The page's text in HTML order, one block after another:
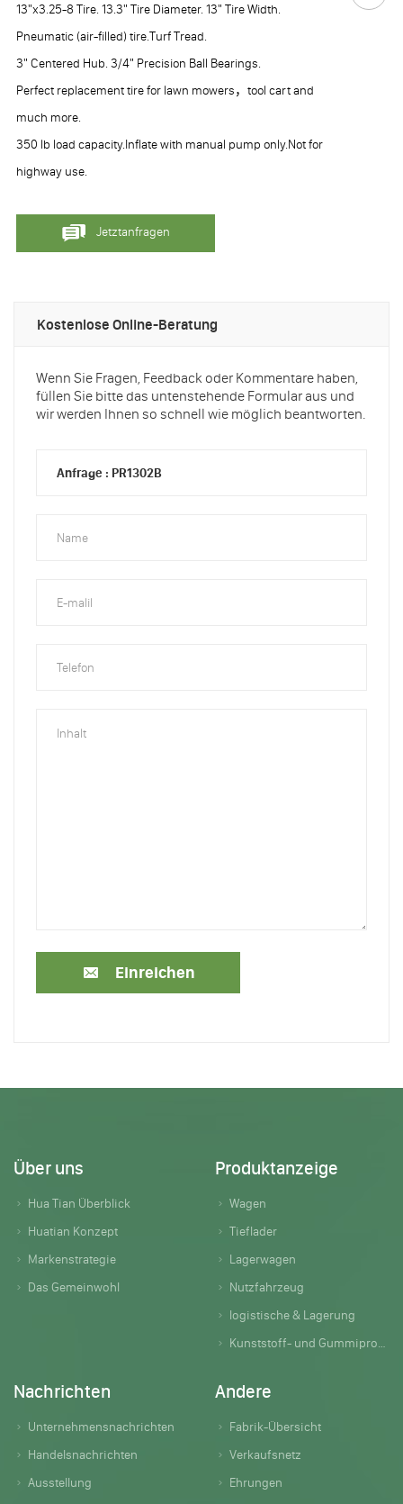
13"x3.25-8 Tire. 13.3" Tire Diameter. 13" Tire Width.
Pneumatic (air-filled) tire.Turf Tread.
3" Centered Hub. 3/4" Precision Ball Bearings.
Perfect replacement tire for lawn mowers，tool cart and
much more.
350 lb load capacity.Inflate with manual pump only.Not for
highway use.
Jetztanfragen
Kostenlose Online-Beratung
Wenn Sie Fragen, Feedback oder Kommentare haben,
füllen Sie bitte das untenstehende Formular aus und
wir werden Ihnen so schnell wie möglich beantworten.
Einreichen
Über uns
Hua Tian Überblick
Huatian Konzept
Markenstrategie
Das Gemeinwohl
Produktanzeige
Wagen
Tieflader
Lagerwagen
Nutzfahrzeug
logistische & Lagerung
Kunststoff- und Gummiprodukte
Nachrichten
Unternehmensnachrichten
Handelsnachrichten
Ausstellung
Andere
Fabrik-Übersicht
Verkaufsnetz
Ehrungen